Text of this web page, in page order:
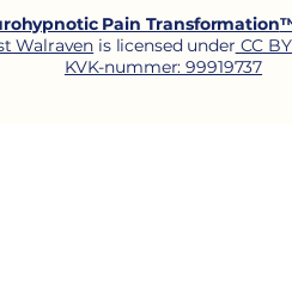
Pain Transformation
Walraven is licensed under CC
KVK-nummer: 99919737